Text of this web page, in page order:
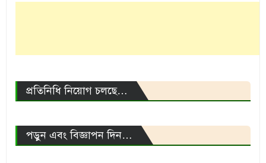
প্রতিনিধি নিয়োগ চলছে…
পড়ুন এবং বিজ্ঞাপন দিন…